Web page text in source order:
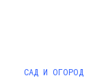
САД И ОГОРОД